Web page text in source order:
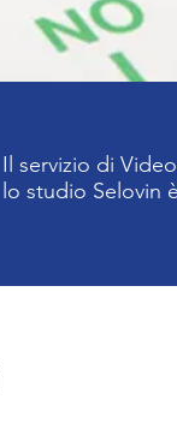
Il servizio di
lo studio Selovin